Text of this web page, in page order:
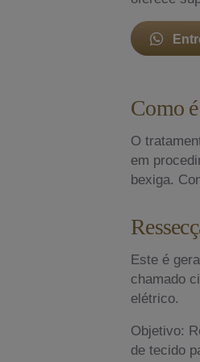
Como
O
em
bexiga.
Este é
chamado
elétrico.
Objetivo:
de tecido